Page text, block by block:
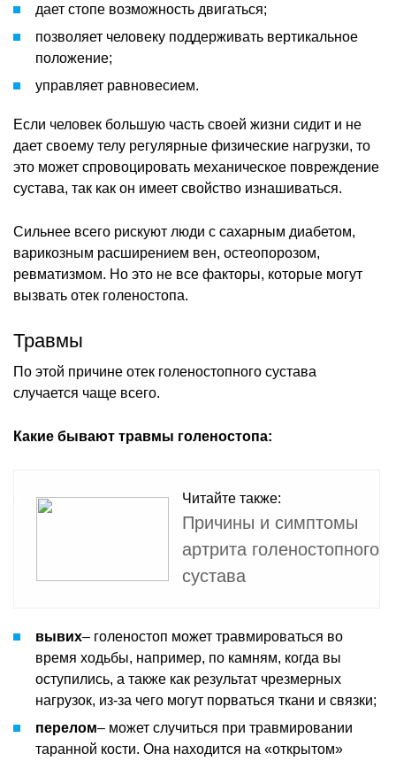
дает стопе возможность двигаться;
позволяет человеку поддерживать вертикальное
положение;
управляет равновесием.
Если человек большую часть своей жизни сидит и не
дает своему телу регулярные физические нагрузки, то
это может спровоцировать механическое повреждение
сустава, так как он имеет свойство изнашиваться.
Сильнее всего рискуют люди с сахарным диабетом,
варикозным расширением вен, остеопорозом,
ревматизмом. Но это не все факторы, которые могут
вызвать отек голеностопа.
Травмы
По этой причине отек голеностопного сустава
случается чаще всего.
Какие бывают травмы голеностопа:
Читайте также:
Причины и симптомы
артрита голеностопного
сустава
вывих– голеностоп может травмироваться во
время ходьбы, например, по камням, когда вы
оступились, а также как результат чрезмерных
нагрузок, из-за чего могут порваться ткани и связки;
перелом– может случиться при травмировании
таранной кости. Она находится на «открытом»